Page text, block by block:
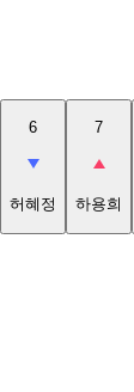
6
허혜정
7
하용희